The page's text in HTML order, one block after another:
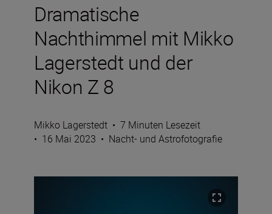
Dramatische
Nachthimmel mit Mikko
Lagerstedt und der
Nikon Z 8
Mikko Lagerstedt • 7 Minuten Lesezeit
• 16 Mai 2023 • Nacht- und Astrofotografie